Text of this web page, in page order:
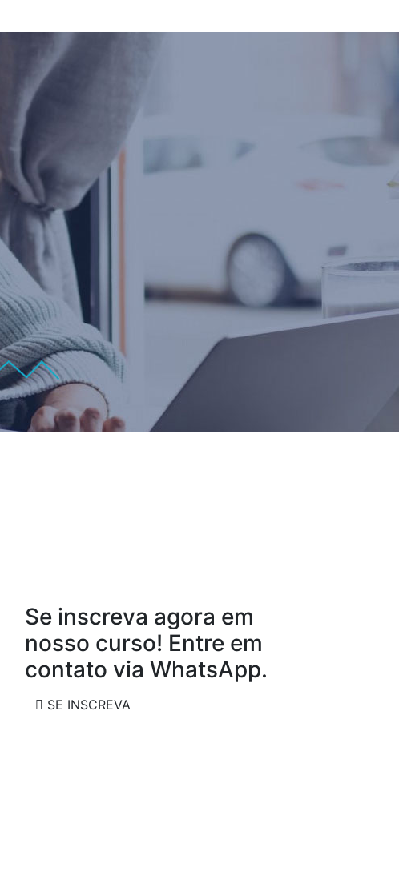
Se inscreva agora em
nosso curso! Entre em
contato via WhatsApp.
SE INSCREVA